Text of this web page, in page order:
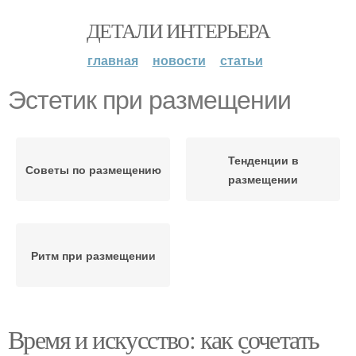
ДЕТАЛИ ИНТЕРЬЕРА
главная новости статьи
Эстетик при размещении
Советы по размещению
Тенденции в
размещении
Ритм при размещении
Время и искусство: как сочетать